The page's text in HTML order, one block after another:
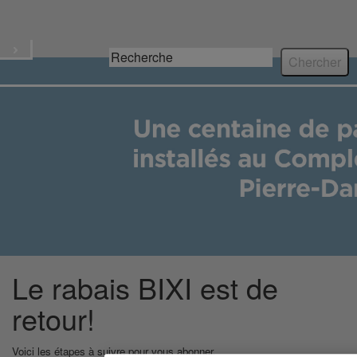
Le rabais BIXI est de
retour!
Voici les étapes à suivre pour vous abonner.